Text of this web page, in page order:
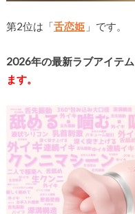
第2位は「舌恋姫 」です。
2026年の最新ラブアイテム
ます。